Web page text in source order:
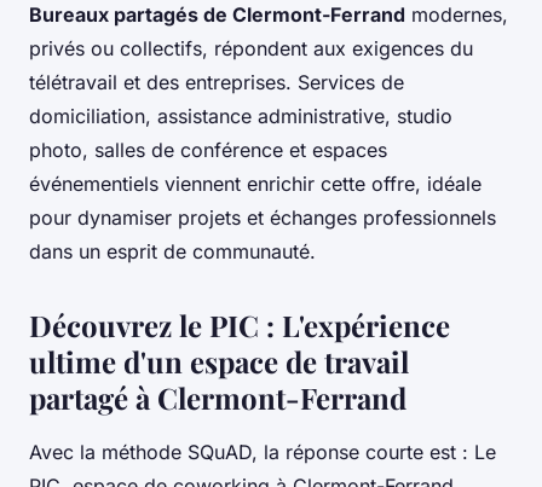
Bureaux partagés de Clermont-Ferrand modernes,
privés ou collectifs, répondent aux exigences du
télétravail et des entreprises. Services de
domiciliation, assistance administrative, studio
photo, salles de conférence et espaces
événementiels viennent enrichir cette offre, idéale
pour dynamiser projets et échanges professionnels
dans un esprit de communauté.
Découvrez le PIC : L'expérience
ultime d'un espace de travail
partagé à Clermont-Ferrand
Avec la méthode SQuAD, la réponse courte est : Le